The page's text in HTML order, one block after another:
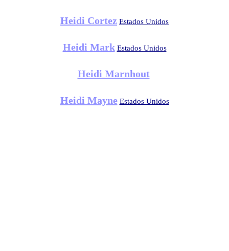
Heidi Cortez Estados Unidos
Heidi Mark Estados Unidos
Heidi Marnhout
Heidi Mayne Estados Unidos